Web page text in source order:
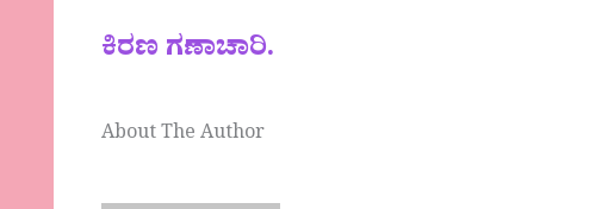
ಕಿರಣ ಗಣಾಚಾರಿ.
About The Author